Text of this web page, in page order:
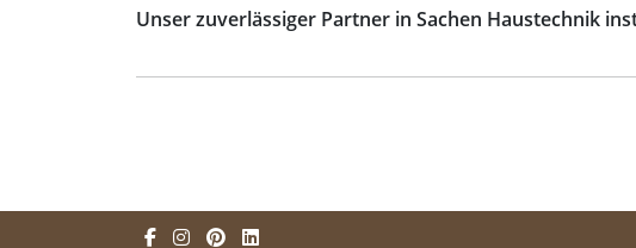
Unser zuverlässiger Partner in Sachen Haustechnik